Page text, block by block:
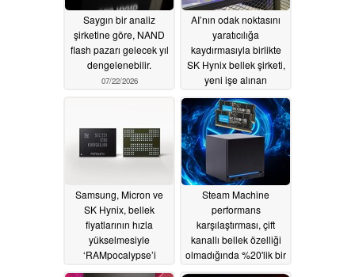
Saygın bir analiz
şirketine göre, NAND
flash pazarı gelecek yıl
dengelenebilir.
07/22/2026
AI’nın odak noktasını
yaratıcılığa
kaydırmasıyla birlikte
SK Hynix bellek şirketi,
yeni işe alınan
üniversite mezuniyeti
şartını kaldırdı07/09/2026
Samsung, Micron ve
SK Hynix, bellek
fiyatlarının hızla
yükselmesiyle
‘RAMpocalypse’i
Steam Machine
performans
karşılaştırması, çift
kanallı bellek özelliği
olmadığında %20'lik bir